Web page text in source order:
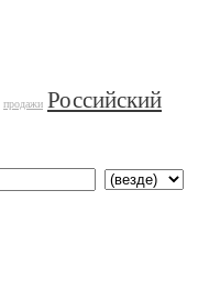
продажи Российский